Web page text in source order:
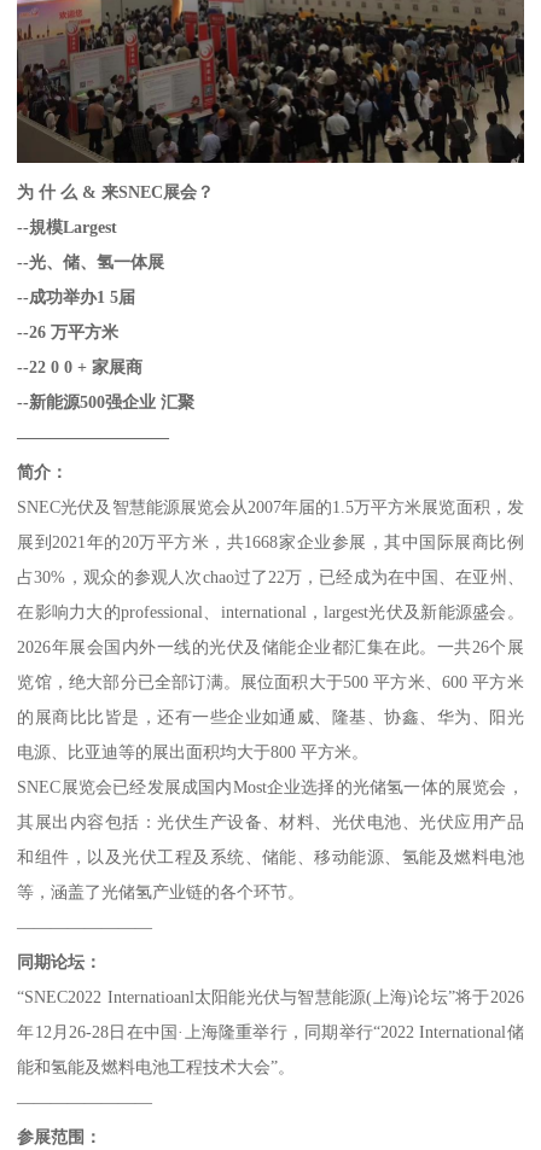
为 什 么 & 来SNEC展会？
--規模Largest
--光、储、氢一体展
--成功举办1 5届
--26 万平方米
--22 0 0 + 家展商
--新能源500强企业 汇聚
—————————
简介：
SNEC光伏及智慧能源展览会从2007年届的1.5万平方米展览面积，发
展到2021年的20万平方米，共1668家企业参展，其中国际展商比例
占30%，观众的参观人次chao过了22万，已经成为在中国、在亚州、
在影响力大的professional、international，largest光伏及新能源盛会。
2026年展会国内外一线的光伏及储能企业都汇集在此。一共26个展
览馆，绝大部分已全部订满。展位面积大于500 平方米、600 平方米
的展商比比皆是，还有一些企业如通威、隆基、协鑫、华为、阳光
电源、比亚迪等的展出面积均大于800 平方米。
SNEC展览会已经发展成国内Most企业选择的光储氢一体的展览会，
其展出内容包括：光伏生产设备、材料、光伏电池、光伏应用产品
和组件，以及光伏工程及系统、储能、移动能源、氢能及燃料电池
等，涵盖了光储氢产业链的各个环节。
————————
同期论坛：
“SNEC2022 Internatioanl太阳能光伏与智慧能源(上海)论坛”将于2026
年12月26-28日在中国·上海隆重举行，同期举行“2022 International储
能和氢能及燃料电池工程技术大会”。
————————
参展范围：